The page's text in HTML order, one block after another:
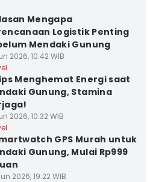
Mengapa
Logistik Penting
Mendaki Gunung
2026, 10:42 WIB
Menghemat Energi saat
Gunung, Stamina
2026, 10:32 WIB
GPS Murah untuk
Gunung, Mulai Rp999
2026, 19:22 WIB